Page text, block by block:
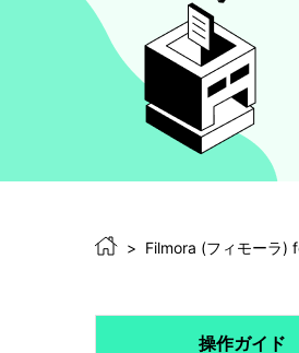
Filmora (フィモーラ)
操作ガイド